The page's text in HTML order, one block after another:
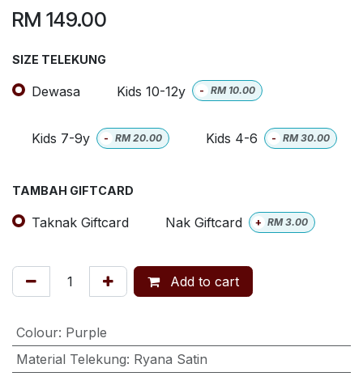
RM 149.00
SIZE TELEKUNG
Dewasa Kids 10-12y - RM 10.00
Kids 7-9y - RM20.00 Kids 4-6 - RM30.00
TAMBAH GIFTCARD
Taknak Giftcard Nak Giftcard + RM3.00
Add to cart
Colour: Purple
Material Telekung: Ryana Satin